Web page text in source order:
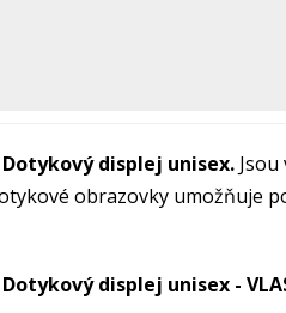
displej unisex.
obrazovky umožňuje
displej unisex -